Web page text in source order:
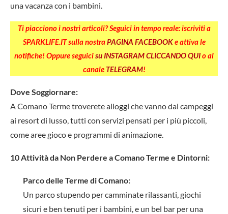
una vacanza con i bambini.
Ti piacciono i nostri articoli? Seguici in tempo reale: iscriviti a
SPARKLIFE.IT sulla nostraPAGINA FACEBOOKe attiva le
notifiche! Oppure seguicisu INSTAGRAM CLICCANDO QUIo al
canale TELEGRAM!
Dove Soggiornare:
A Comano Terme troverete alloggi che vanno dai campeggi
ai resort di lusso, tutti con servizi pensati per i più piccoli,
come aree gioco e programmi di animazione.
10 Attività da Non Perdere a Comano Terme e Dintorni:
Parco delle Terme di Comano:
Un parco stupendo per camminate rilassanti, giochi
sicuri e ben tenuti per i bambini, e un bel bar per una